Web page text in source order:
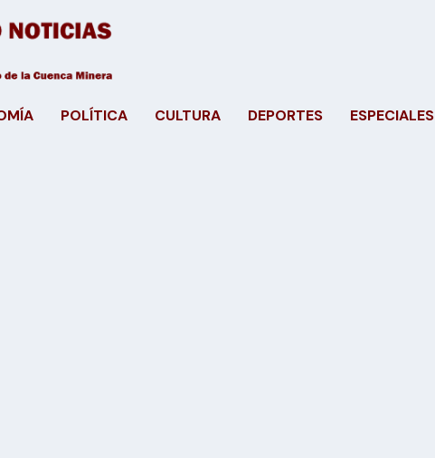
POLÍTICA CULTURA DEPORTES ESPECIALES